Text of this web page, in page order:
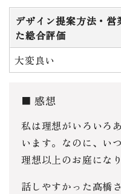
デザイン提案方法・
た総合評価
大変良い
感想
私は理想がいろいろ
います。なのに、い
理想以上のお庭にな
話しやすかった高橋